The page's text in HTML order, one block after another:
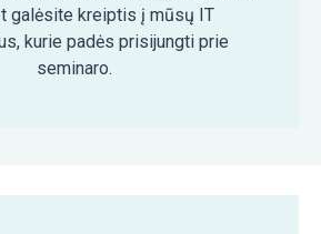
galėsite kreiptis į mūsų IT
kurie padės prisijungti prie
seminaro.